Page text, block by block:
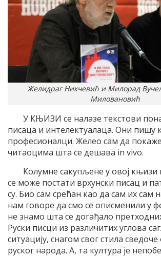
Желидраг Никчевић и Милорад
Миловановић
У КЊИЗИ се налазе текстови
писаца и интелектуалаца. Они пишу
професионалци. Желео сам да
читаоцима шта се дешава in vivo.
Колумне сакупљене у овој књизи
се може постати врхунски писац и
су. Био сам срећан као да сам их сам
нам говоре да смо се описменили у
не знамо шта се догађало
Руски писци из различитих углова
ситуацију, снагом свог стила
руског народа. А, та култура је